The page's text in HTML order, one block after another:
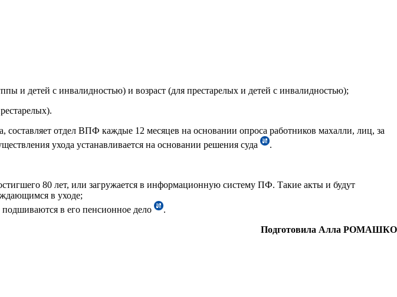
и детей с инвалидностью) и возраст (для престарелых и детей с инвалидностью);
отдел ВПФ каждые 12 месяцев на основании опроса работников махалли, лиц, за
ухода устанавливается на основании решения суда
.
80 лет, или загружается в информационную систему ПФ. Такие акты и будут
в уходе;
подшиваются в его пенсионное дело
.
Подготовила Алла РОМАШКО